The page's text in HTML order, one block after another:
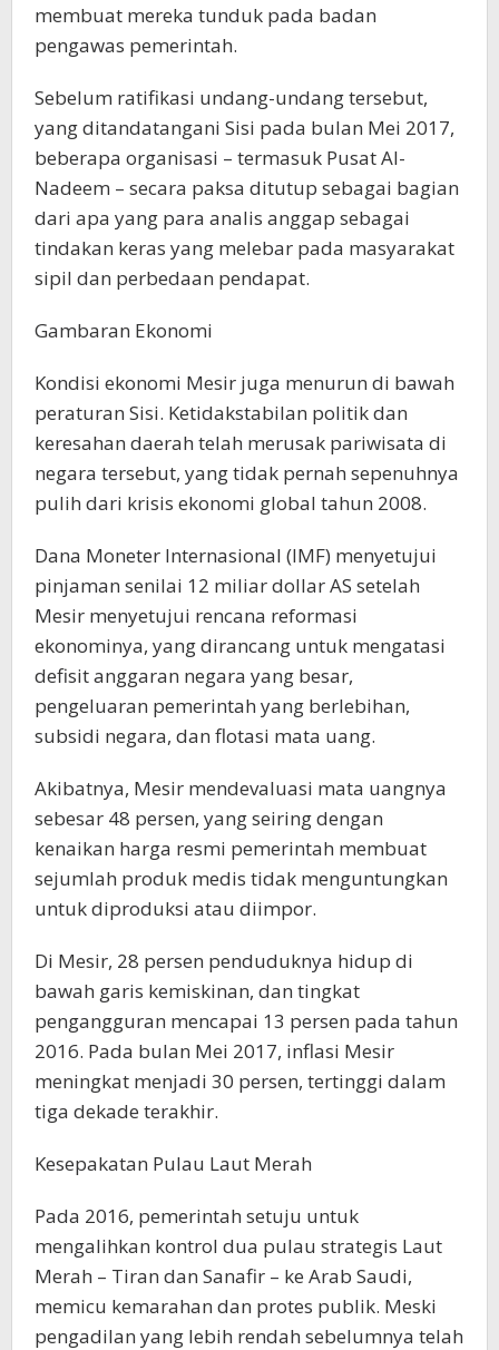
membuat mereka tunduk pada badan
pengawas pemerintah.
Sebelum ratifikasi undang-undang tersebut,
yang ditandatangani Sisi pada bulan Mei 2017,
beberapa organisasi – termasuk Pusat Al-
Nadeem – secara paksa ditutup sebagai bagian
dari apa yang para analis anggap sebagai
tindakan keras yang melebar pada masyarakat
sipil dan perbedaan pendapat.
Gambaran Ekonomi
Kondisi ekonomi Mesir juga menurun di bawah
peraturan Sisi. Ketidakstabilan politik dan
keresahan daerah telah merusak pariwisata di
negara tersebut, yang tidak pernah sepenuhnya
pulih dari krisis ekonomi global tahun 2008.
Dana Moneter Internasional (IMF) menyetujui
pinjaman senilai 12 miliar dollar AS setelah
Mesir menyetujui rencana reformasi
ekonominya, yang dirancang untuk mengatasi
defisit anggaran negara yang besar,
pengeluaran pemerintah yang berlebihan,
subsidi negara, dan flotasi mata uang.
Akibatnya, Mesir mendevaluasi mata uangnya
sebesar 48 persen, yang seiring dengan
kenaikan harga resmi pemerintah membuat
sejumlah produk medis tidak menguntungkan
untuk diproduksi atau diimpor.
Di Mesir, 28 persen penduduknya hidup di
bawah garis kemiskinan, dan tingkat
pengangguran mencapai 13 persen pada tahun
2016. Pada bulan Mei 2017, inflasi Mesir
meningkat menjadi 30 persen, tertinggi dalam
tiga dekade terakhir.
Kesepakatan Pulau Laut Merah
Pada 2016, pemerintah setuju untuk
mengalihkan kontrol dua pulau strategis Laut
Merah – Tiran dan Sanafir – ke Arab Saudi,
memicu kemarahan dan protes publik. Meski
pengadilan yang lebih rendah sebelumnya telah